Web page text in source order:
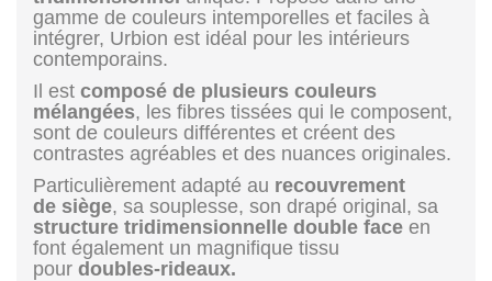
gamme de couleurs intemporelles et faciles à
intégrer, Urbion est idéal pour les intérieurs
contemporains.
Il est composé de plusieurs couleurs
mélangées, les fibres tissées qui le composent,
sont de couleurs différentes et créent des
contrastes agréables et des nuances originales.
Particulièrement adapté au recouvrement
de siège, sa souplesse, son drapé original, sa
structure tridimensionnelle double face en
font également un magnifique tissu
pour doubles-rideaux.